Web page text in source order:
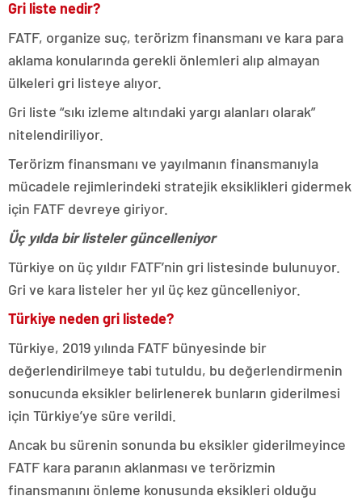
Gri liste nedir?
FATF, organize suç, terörizm finansmanı ve kara para
aklama konularında gerekli önlemleri alıp almayan
ülkeleri gri listeye alıyor.
Gri liste “sıkı izleme altındaki yargı alanları olarak”
nitelendiriliyor.
Terörizm finansmanı ve yayılmanın finansmanıyla
mücadele rejimlerindeki stratejik eksiklikleri gidermek
için FATF devreye giriyor.
Üç yılda bir listeler güncelleniyor
Türkiye on üç yıldır FATF’nin gri listesinde bulunuyor.
Gri ve kara listeler her yıl üç kez güncelleniyor.
Türkiye neden gri listede?
Türkiye, 2019 yılında FATF bünyesinde bir
değerlendirilmeye tabi tutuldu, bu değerlendirmenin
sonucunda eksikler belirlenerek bunların giderilmesi
için Türkiye’ye süre verildi.
Ancak bu sürenin sonunda bu eksikler giderilmeyince
FATF kara paranın aklanması ve terörizmin
finansmanını önleme konusunda eksikleri olduğu